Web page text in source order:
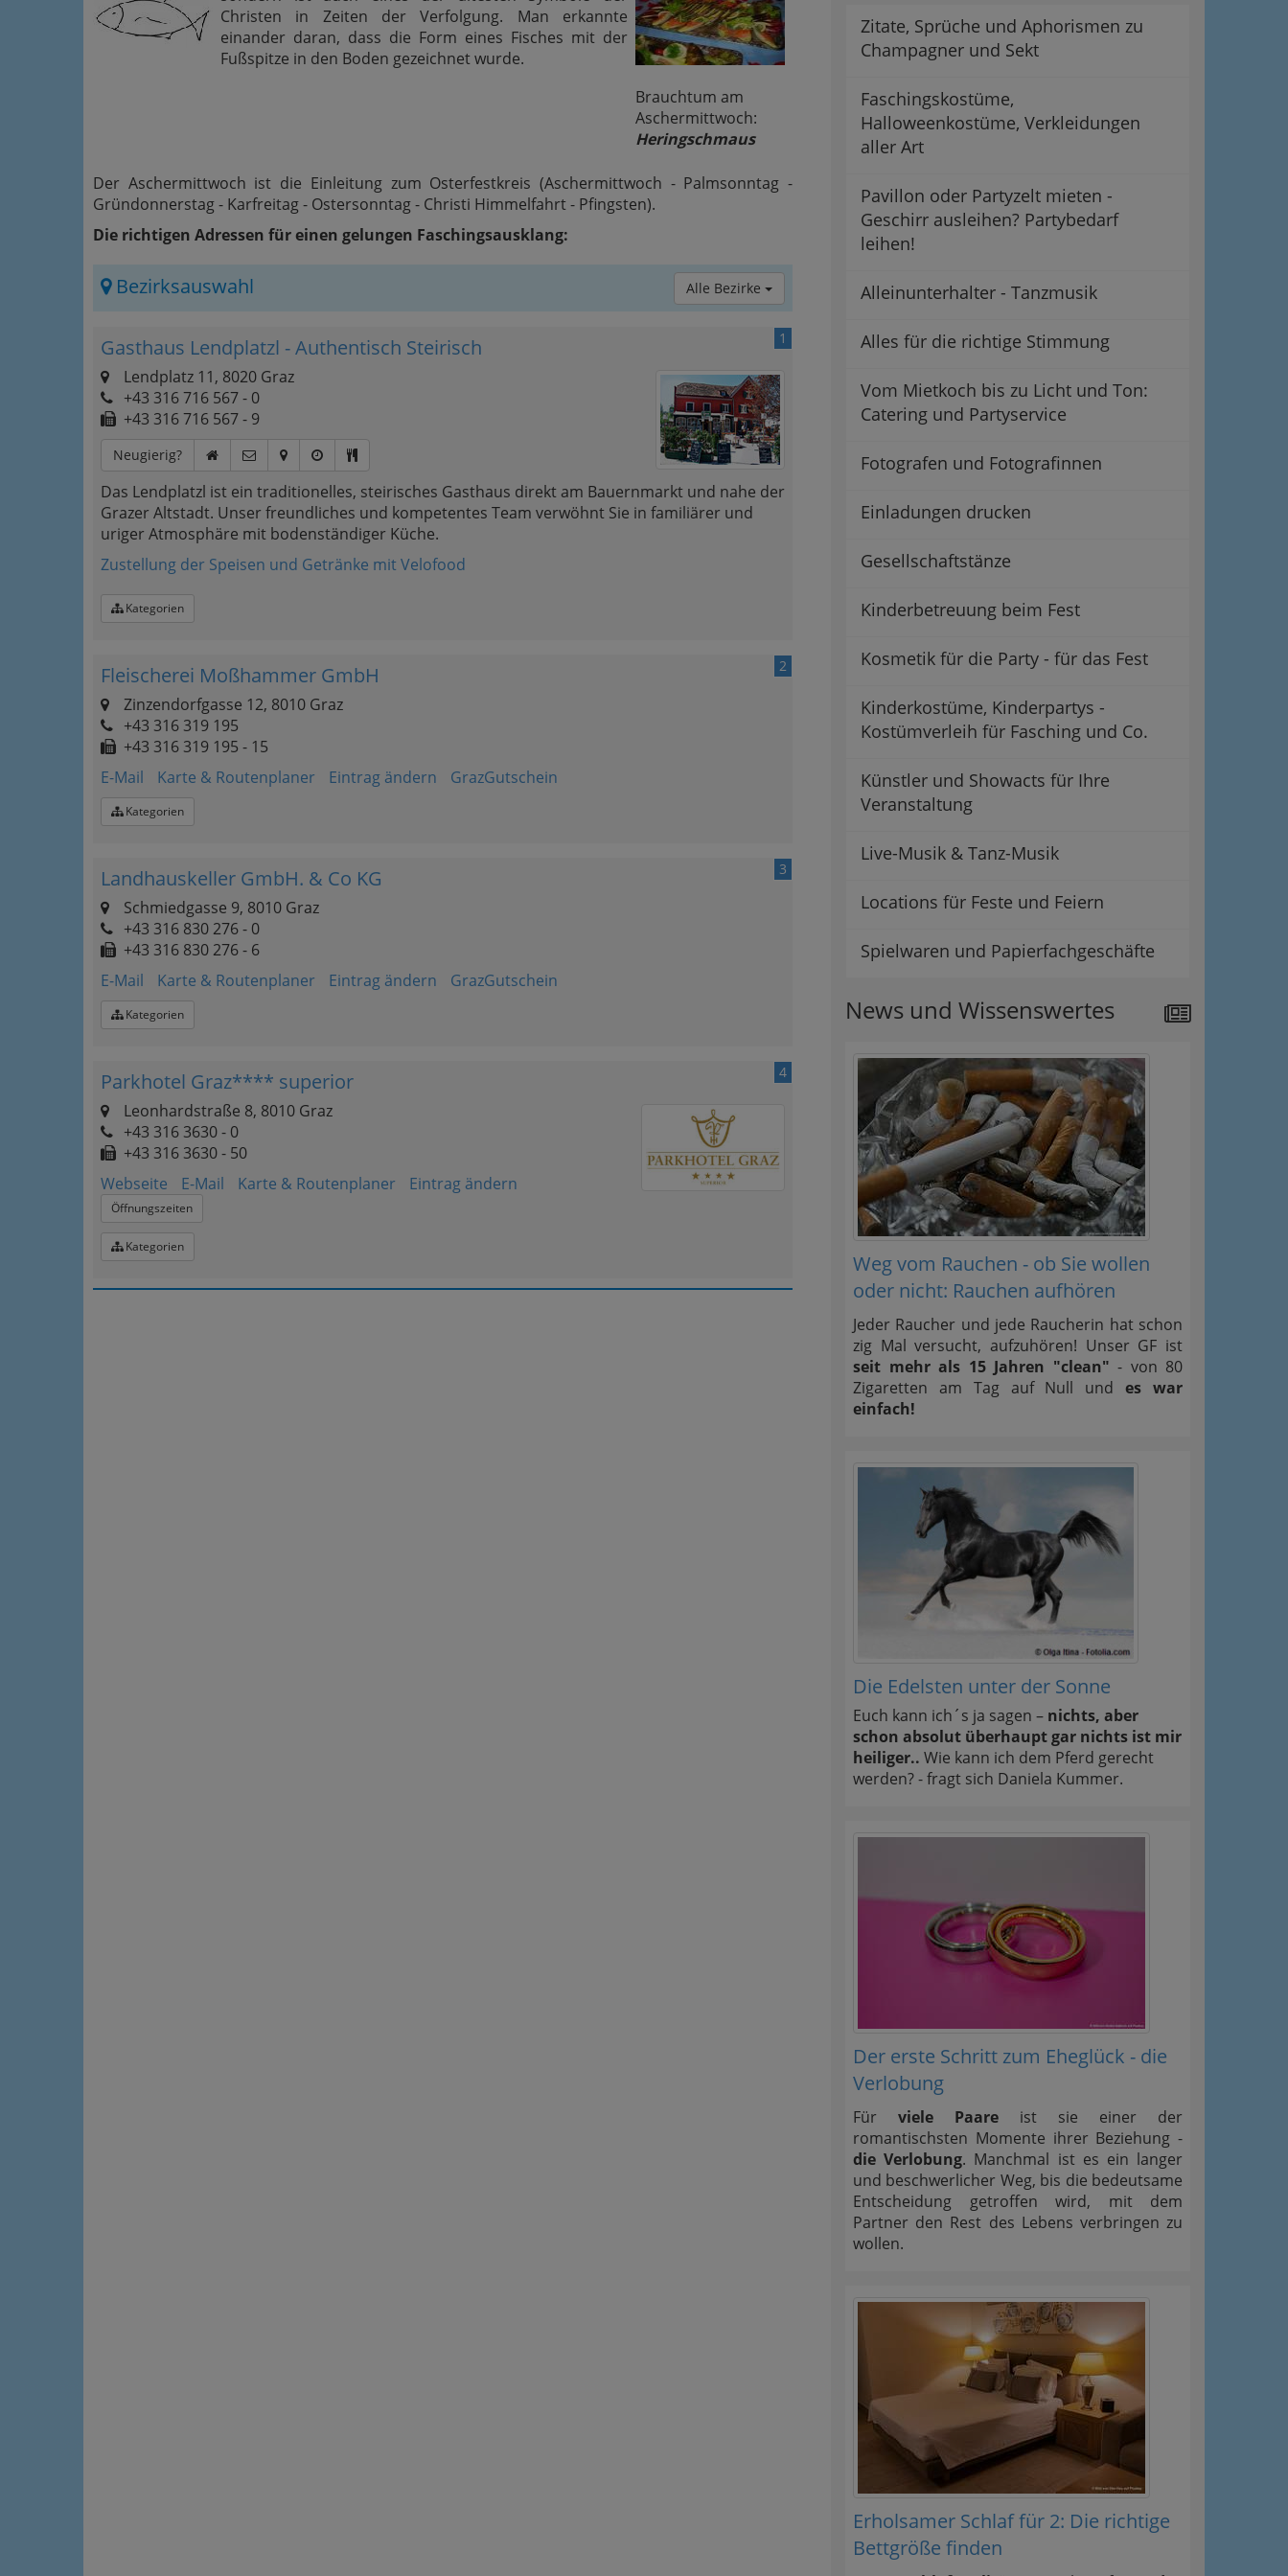
Christen in Zeiten der Verfolgung. Man erkannte
einander daran, dass die Form eines Fisches mit der
Fußspitze in den Boden gezeichnet wurde.
Brauchtum am
Aschermittwoch:
Heringschmaus
Der Aschermittwoch ist die Einleitung zum Osterfestkreis (Aschermittwoch - Palmsonntag -
Gründonnerstag - Karfreitag - Ostersonntag - Christi Himmelfahrt - Pfingsten).
Die richtigen Adressen für einen gelungen Faschingsausklang:
Bezirksauswahl Alle Bezirke
1
Gasthaus Lendplatzl - Authentisch Steirisch
Lendplatz 11, 8020 Graz
+43 316 716 567 - 0
+43 316 716 567 - 9
Neugierig?
Das Lendplatzl ist ein traditionelles, steirisches Gasthaus direkt am Bauernmarkt und nahe der
Grazer Altstadt. Unser freundliches und kompetentes Team verwöhnt Sie in familiärer und
uriger Atmosphäre mit bodenständiger Küche.
Zustellung der Speisen und Getränke mit Velofood
Kategorien
2
Fleischerei Moßhammer GmbH
Zinzendorfgasse 12, 8010 Graz
+43 316 319 195
+43 316 319 195 - 15
E-Mail
Karte & Routenplaner Eintrag ändern GrazGutschein
Kategorien
3
Landhauskeller GmbH. & Co KG
Schmiedgasse 9, 8010 Graz
+43 316 830 276 - 0
+43 316 830 276 - 6
E-Mail
Karte & Routenplaner Eintrag ändern GrazGutschein
Kategorien
4
Parkhotel Graz**** superior
Leonhardstraße 8, 8010 Graz
+43 316 3630 - 0
+43 316 3630 - 50
Webseite
E-Mail Karte & Routenplaner Eintrag ändern
Öffnungszeiten
Kategorien
Zitate, Sprüche und Aphorismen zu
Champagner und Sekt
Faschingskostüme,
Halloweenkostüme, Verkleidungen
aller Art
Pavillon oder Partyzelt mieten -
Geschirr ausleihen? Partybedarf
leihen!
Alleinunterhalter - Tanzmusik
Alles für die richtige Stimmung
Vom Mietkoch bis zu Licht und Ton:
Catering und Partyservice
Fotografen und Fotografinnen
Einladungen drucken
Gesellschaftstänze
Kinderbetreuung beim Fest
Kosmetik für die Party - für das Fest
Kinderkostüme, Kinderpartys -
Kostümverleih für Fasching und Co.
Künstler und Showacts für Ihre
Veranstaltung
Live-Musik & Tanz-Musik
Locations für Feste und Feiern
Spielwaren und Papierfachgeschäfte
News und Wissenswertes
Weg vom Rauchen - ob Sie wollen
oder nicht: Rauchen aufhören
Jeder Raucher und jede Raucherin hat schon
zig Mal versucht, aufzuhören! Unser GF ist
seit mehr als 15 Jahren "clean" - von 80
Zigaretten am Tag auf Null undes war
einfach!
Die Edelsten unter der Sonne
Euch kann ich´s ja sagen – nichts, aber
schon absolut überhaupt gar nichts ist mir
heiliger.. Wie kann ich dem Pferd gerecht
werden? - fragt sich Daniela Kummer.
Der erste Schritt zum Eheglück - die
Verlobung
Für viele Paare ist sie einer der
romantischsten Momente ihrer Beziehung -
die Verlobung. Manchmal ist es ein langer
und beschwerlicher Weg, bis die bedeutsame
Entscheidung getroffen wird, mit dem
Partner den Rest des Lebens verbringen zu
wollen.
Erholsamer Schlaf für 2: Die richtige
Bettgröße finden